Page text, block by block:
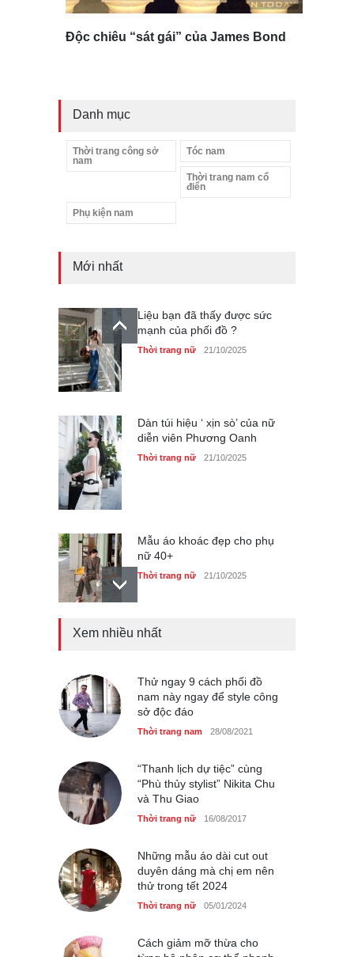
Độc chiêu “sát gái” của James Bond
Danh mục
Thời trang công sở
nam
Tóc nam
Thời trang nam cổ
điển
Phụ kiện nam
Mới nhất
Liệu bạn đã thấy được sức
mạnh của phối đồ ?
Thời trang nữ 21/10/2025
Dàn túi hiệu ‘ xịn sò’ của nữ
diễn viên Phương Oanh
Thời trang nữ 21/10/2025
Mẫu áo khoác đẹp cho phụ
nữ 40+
Thời trang nữ 21/10/2025
Chiếc áo dài cưới của Hoa
sáng tạo mới của giới trẻ
Thời trang nữ 21/10/2025
Xem nhiều nhất
Thử ngay 9 cách phối đồ
nam này ngay để style công
sở độc đáo
Thời trang nam 28/08/2021
“Thanh lịch dự tiệc” cùng
“Phù thủy stylist” Nikita Chu
và Thu Giao
Thời trang nữ 16/08/2017
Những mẫu áo dài cut out
duyên dáng mà chị em nên
thử trong tết 2024
Thời trang nữ 05/01/2024
Cách giảm mỡ thừa cho